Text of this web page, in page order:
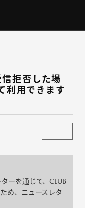
拒否した場
利用できます
ーを通じて、CLUB
め、ニュースレタ